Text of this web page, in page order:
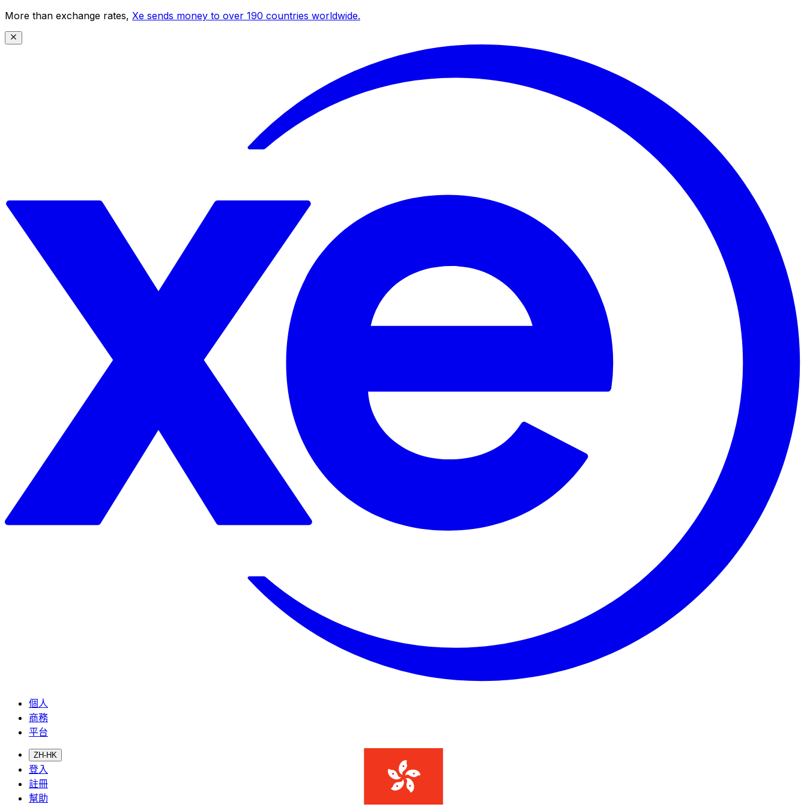
More than exchange rates, Xe sends money to over 190 countries worldwide.
個人
商務
平台
ZH-HK
登入
註冊
幫助